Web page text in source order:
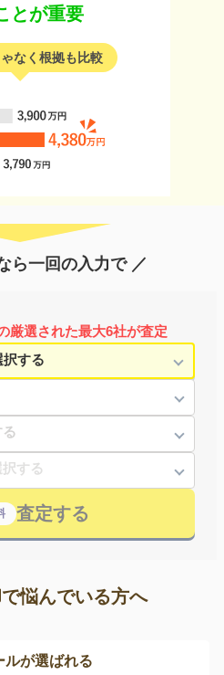
とが重要
なく根拠も比較
ら一回の入力で ／
厳選された最大6社が査定
査定する
悩んでいる方へ
ルが選ばれる